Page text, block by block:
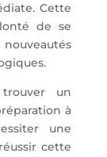
Cette
de se
un
à
une
cette